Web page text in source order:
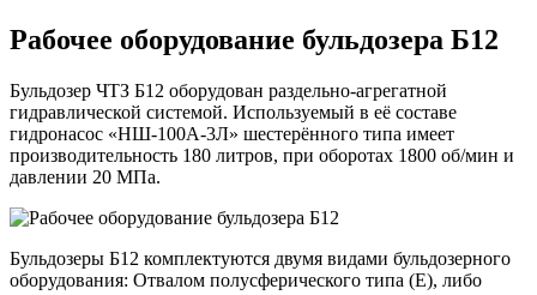
Рабочее оборудование бульдозера Б12
Бульдозер ЧТЗ Б12 оборудован раздельно-агрегатной
гидравлической системой. Используемый в её составе
гидронасос «НШ-100А-3Л» шестерённого типа имеет
производительность 180 литров, при оборотах 1800 об/мин и
давлении 20 МПа.
Бульдозеры Б12 комплектуются двумя видами бульдозерного
оборудования: Отвалом полусферического типа (Е), либо